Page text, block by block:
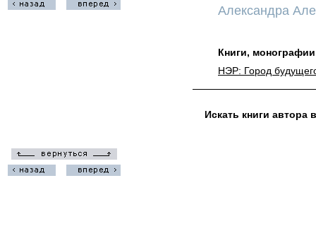
Александра
Книги,
НЭР: Город
Искать книги автора